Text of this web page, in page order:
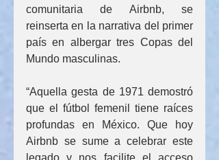
comunitaria de Airbnb, se
reinserta en la narrativa del primer
país en albergar tres Copas del
Mundo masculinas.
“Aquella gesta de 1971 demostró
que el fútbol femenil tiene raíces
profundas en México. Que hoy
Airbnb se sume a celebrar este